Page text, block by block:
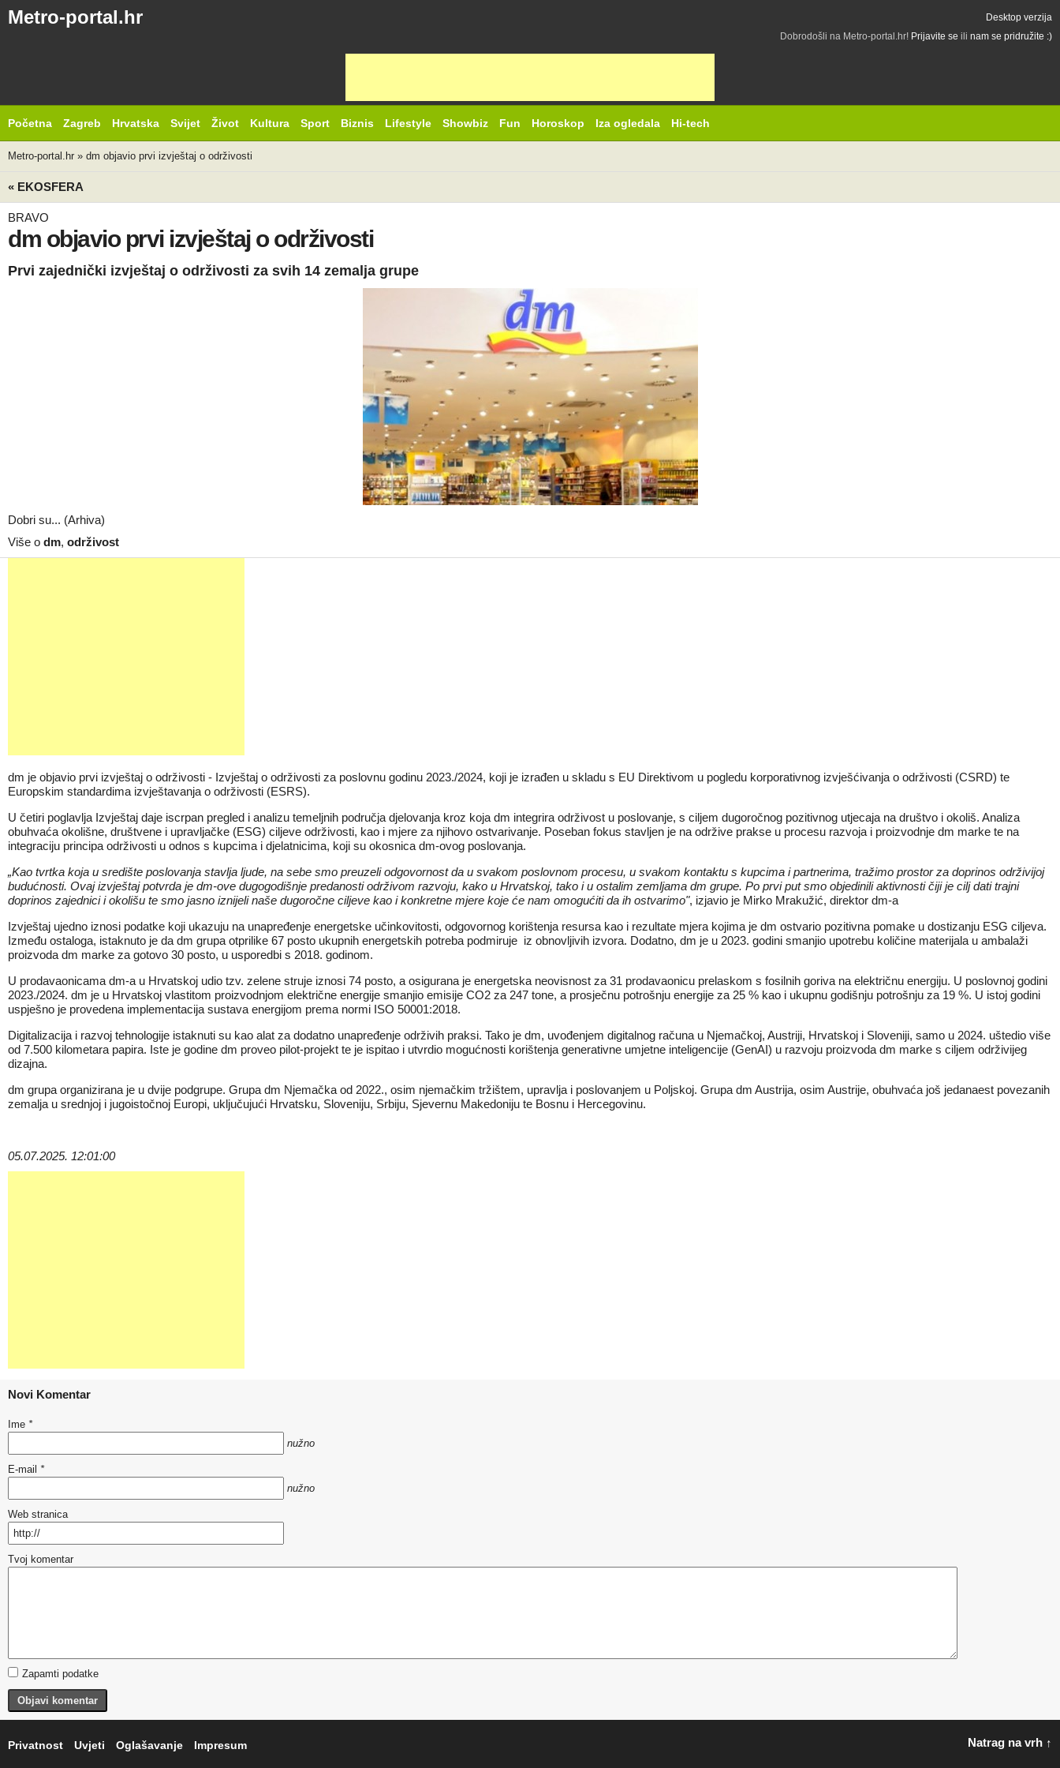
Metro-portal.hr
Desktop verzija
Dobrodošli na Metro-portal.hr! Prijavite se ili nam se pridružite :)
Početna Zagreb Hrvatska Svijet Život Kultura Sport Biznis Lifestyle Showbiz Fun Horoskop Iza ogledala Hi-tech
Metro-portal.hr » dm objavio prvi izvještaj o održivosti
« EKOSFERA
BRAVO
dm objavio prvi izvještaj o održivosti
Prvi zajednički izvještaj o održivosti za svih 14 zemalja grupe
Dobri su... (Arhiva)
Više o dm, održivost
dm je objavio prvi izvještaj o održivosti - Izvještaj o održivosti za poslovnu godinu 2023./2024, koji je izrađen u skladu s EU Direktivom u pogledu korporativnog izvješćivanja o održivosti (CSRD) te
Europskim standardima izvještavanja o održivosti (ESRS).
U četiri poglavlja Izvještaj daje iscrpan pregled i analizu temeljnih područja djelovanja kroz koja dm integrira održivost u poslovanje, s ciljem dugoročnog pozitivnog utjecaja na društvo i okoliš. Analiza
obuhvaća okolišne, društvene i upravljačke (ESG) ciljeve održivosti, kao i mjere za njihovo ostvarivanje. Poseban fokus stavljen je na održive prakse u procesu razvoja i proizvodnje dm marke te na
integraciju principa održivosti u odnos s kupcima i djelatnicima, koji su okosnica dm-ovog poslovanja.
„Kao tvrtka koja u središte poslovanja stavlja ljude, na sebe smo preuzeli odgovornost da u svakom poslovnom procesu, u svakom kontaktu s kupcima i partnerima, tražimo prostor za doprinos održivijoj
budućnosti. Ovaj izvještaj potvrda je dm-ove dugogodišnje predanosti održivom razvoju, kako u Hrvatskoj, tako i u ostalim zemljama dm grupe. Po prvi put smo objedinili aktivnosti čiji je cilj dati trajni
doprinos zajednici i okolišu te smo jasno iznijeli naše dugoročne ciljeve kao i konkretne mjere koje će nam omogućiti da ih ostvarimo", izjavio je Mirko Mrakužić, direktor dm-a
Izvještaj ujedno iznosi podatke koji ukazuju na unapređenje energetske učinkovitosti, odgovornog korištenja resursa kao i rezultate mjera kojima je dm ostvario pozitivna pomake u dostizanju ESG ciljeva.
Između ostaloga, istaknuto je da dm grupa otprilike 67 posto ukupnih energetskih potreba podmiruje iz obnovljivih izvora. Dodatno, dm je u 2023. godini smanjio upotrebu količine materijala u ambalaži
proizvoda dm marke za gotovo 30 posto, u usporedbi s 2018. godinom.
U prodavaonicama dm-a u Hrvatskoj udio tzv. zelene struje iznosi 74 posto, a osigurana je energetska neovisnost za 31 prodavaonicu prelaskom s fosilnih goriva na električnu energiju. U poslovnoj godini
2023./2024. dm je u Hrvatskoj vlastitom proizvodnjom električne energije smanjio emisije CO2 za 247 tone, a prosječnu potrošnju energije za 25 % kao i ukupnu godišnju potrošnju za 19 %. U istoj godini
uspješno je provedena implementacija sustava energijom prema normi ISO 50001:2018.
Digitalizacija i razvoj tehnologije istaknuti su kao alat za dodatno unapređenje održivih praksi. Tako je dm, uvođenjem digitalnog računa u Njemačkoj, Austriji, Hrvatskoj i Sloveniji, samo u 2024. uštedio više
od 7.500 kilometara papira. Iste je godine dm proveo pilot-projekt te je ispitao i utvrdio mogućnosti korištenja generativne umjetne inteligencije (GenAI) u razvoju proizvoda dm marke s ciljem održivijeg
dizajna.
dm grupa organizirana je u dvije podgrupe. Grupa dm Njemačka od 2022., osim njemačkim tržištem, upravlja i poslovanjem u Poljskoj. Grupa dm Austrija, osim Austrije, obuhvaća još jedanaest povezanih
zemalja u srednjoj i jugoistočnoj Europi, uključujući Hrvatsku, Sloveniju, Srbiju, Sjevernu Makedoniju te Bosnu i Hercegovinu.
05.07.2025. 12:01:00
Novi Komentar
Ime *
nužno
E-mail *
nužno
Web stranica
Tvoj komentar
Zapamti podatke
Objavi komentar
Natrag na vrh ↑
Privatnost Uvjeti Oglašavanje Impresum